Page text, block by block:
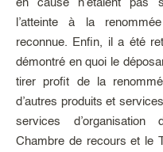
en cause n’étaient pas
l’atteinte à la
reconnue. Enfin, il a été
démontré en quoi le
tirer profit de la
d’autres produits et
services
Chambre de recours et le